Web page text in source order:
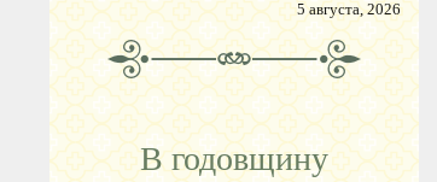
5 августа, 2026
В годовщину